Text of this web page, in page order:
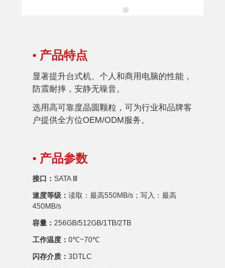
• 产品特点
显著提升台式机、个人和商用电脑的性能，
防震耐摔，安静无噪音。
选用高可靠度晶圆颗粒，可为行业和品牌客
户提供全方位OEM/ODM服务。
• 产品参数
接口： SATA Ⅲ
速度等级： 读取：最高550MB/s；写入：最高
450MB/s
容量： 256GB/512GB/1TB/2TB
工作温度： 0℃~70℃
闪存介质： 3DTLC